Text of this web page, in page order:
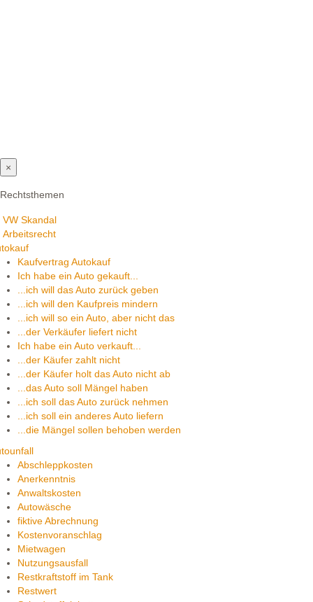
×
Rechtsthemen
VW Skandal
Arbeitsrecht
Kaufvertrag Autokauf
Ich habe ein Auto gekauft...
...ich will das Auto zurück geben
...ich will den Kaufpreis mindern
...ich will so ein Auto, aber nicht das
...der Verkäufer liefert nicht
Ich habe ein Auto verkauft...
...der Käufer zahlt nicht
...der Käufer holt das Auto nicht ab
...das Auto soll Mängel haben
...ich soll das Auto zurück nehmen
...ich soll ein anderes Auto liefern
...die Mängel sollen behoben werden
Abschleppkosten
Anerkenntnis
Anwaltskosten
Autowäsche
fiktive Abrechnung
Kostenvoranschlag
Mietwagen
Nutzungsausfall
Restkraftstoff im Tank
Restwert